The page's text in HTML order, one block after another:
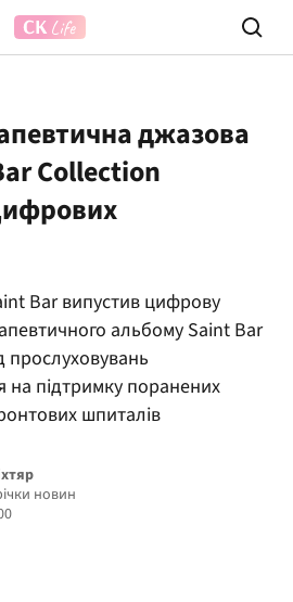
джазова
Collection
Bar випустив цифрову
альбому Saint Bar
прослуховувань
на підтримку поранених
шпиталів
новин